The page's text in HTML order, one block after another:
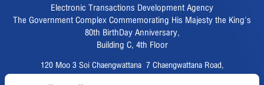
Electronic Transactions Development Agency
The Government Complex Commemorating His Majesty the King's
80th BirthDay Anniversary,
Building C, 4th Floor
120 Moo 3 Soi Chaengwattana 7 Chaengwattana Road,